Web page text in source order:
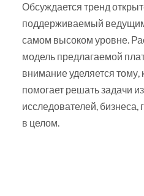
Обсуждается тренд
поддерживаемый
самом высоком уровне.
модель предлагаемой
внимание уделяется
помогает решать задачи
исследователей, бизнеса,
в целом.